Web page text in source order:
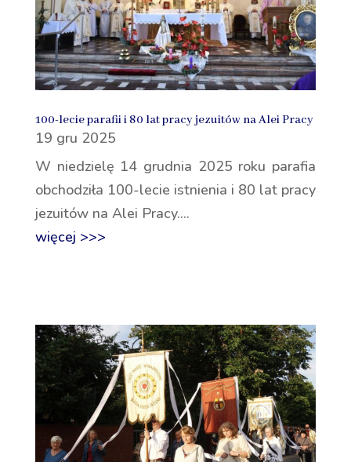
100-lecie parafii i 80 lat pracy jezuitów na Alei Pracy
19 gru 2025
W niedzielę 14 grudnia 2025 roku parafia
obchodziła 100-lecie istnienia i 80 lat pracy
jezuitów na Alei Pracy....
więcej >>>